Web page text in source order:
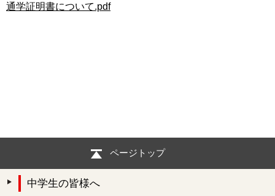
通学証明書について.pdf
ページトップ
中学生の皆様へ